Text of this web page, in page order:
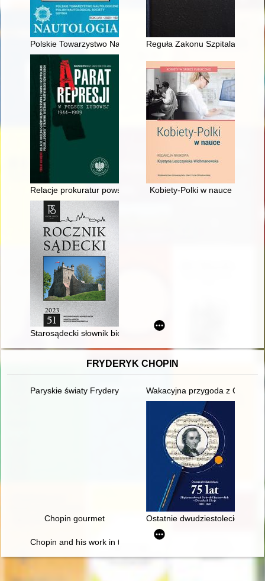
Polskie Towarzystwo Nautologiczne : kalendarium 2022-2023
Reguła Zakonu Szpitala
Relacje prokuratur powszechnych z organami
Kobiety-Polki w nauce
Starosądecki słownik biograficzny" - recenzja publikacji
FRYDERYK CHOPIN
Paryskie światy Fryderyka Chopina [1810-1849]
Wakacyjna przygoda z
Chopin gourmet Ostatnie dwudziestolecie : 75
Chopin and his work in the context of culture. Vol 1